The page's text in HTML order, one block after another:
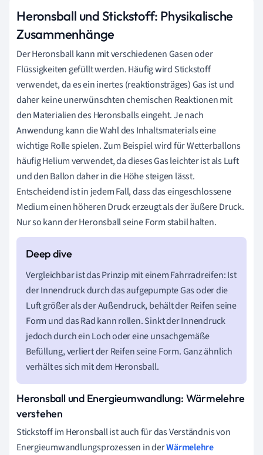
Heronsball und Stickstoff: Physikalische
Zusammenhänge
Der Heronsball kann mit verschiedenen Gasen oder
Flüssigkeiten gefüllt werden. Häufig wird Stickstoff
verwendet, da es ein inertes (reaktionsträges) Gas ist und
daher keine unerwünschten chemischen Reaktionen mit
den Materialien des Heronsballs eingeht. Je nach
Anwendung kann die Wahl des Inhaltsmaterials eine
wichtige Rolle spielen. Zum Beispiel wird für Wetterballons
häufig Helium verwendet, da dieses Gas leichter ist als Luft
und den Ballon daher in die Höhe steigen lässt.
Entscheidend ist in jedem Fall, dass das eingeschlossene
Medium einen höheren Druck erzeugt als der äußere Druck.
Nur so kann der Heronsball seine Form stabil halten.
Vergleichbar ist das Prinzip mit einem Fahrradreifen: Ist
der Innendruck durch das aufgepumpte Gas oder die
Luft größer als der Außendruck, behält der Reifen seine
Form und das Rad kann rollen. Sinkt der Innendruck
jedoch durch ein Loch oder eine unsachgemäße
Befüllung, verliert der Reifen seine Form. Ganz ähnlich
verhält es sich mit dem Heronsball.
Heronsball und Energieumwandlung: Wärmelehre
verstehen
Stickstoff im Heronsball ist auch für das Verständnis von
Energieumwandlungsprozessen in derWärmelehre